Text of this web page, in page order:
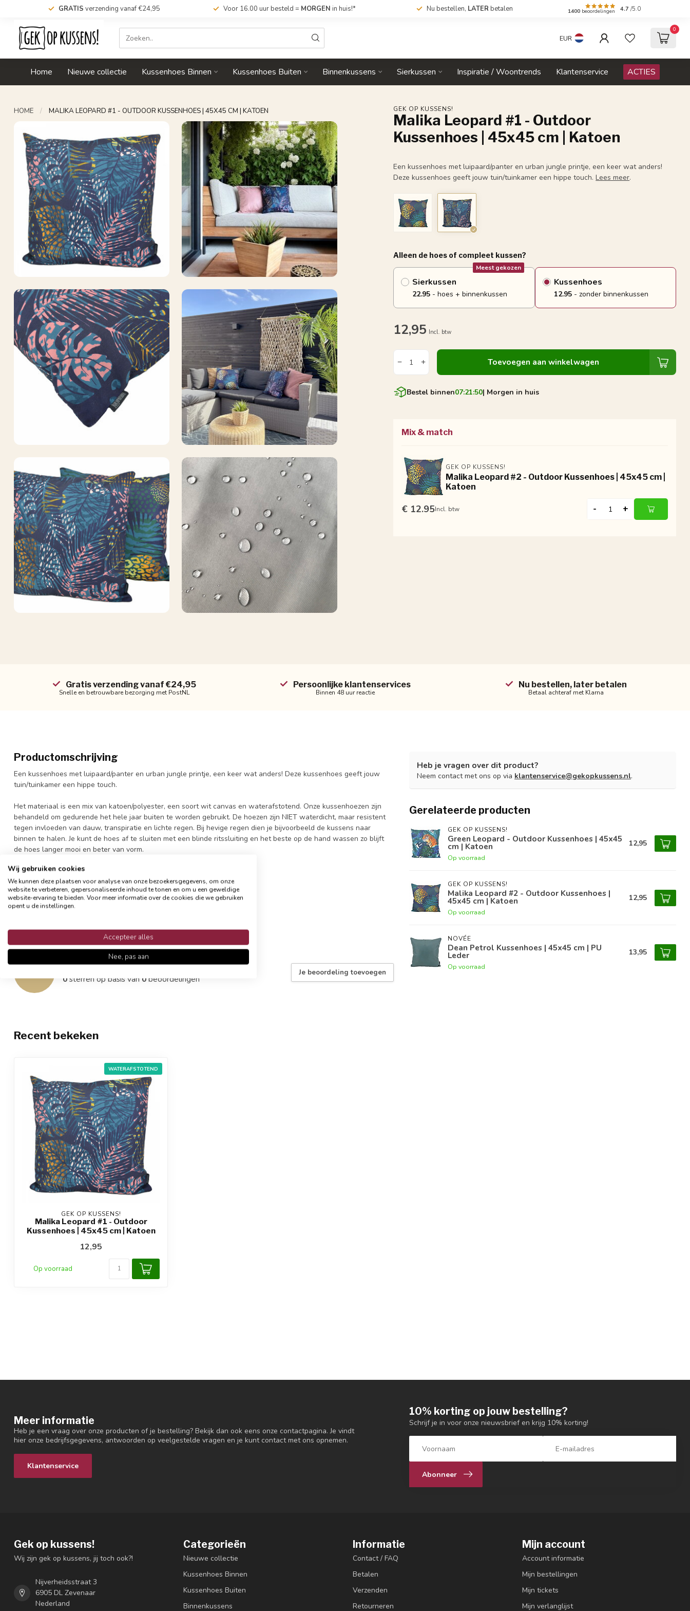
GRATIS verzending vanaf €24,95 Voor 16.00 uur besteld = MORGEN in huis!* Nu bestellen, LATER betalen 1400 beoordelingen 4.7 /5.0
EUR
0
Home Nieuwe collectie Kussenhoes Binnen Kussenhoes Buiten Binnenkussens Sierkussen Inspiratie / Woontrends Klantenservice ACTIES
HOME / MALIKA LEOPARD #1 - OUTDOOR KUSSENHOES | 45X45 CM | KATOEN GEK OP KUSSENS!
Malika Leopard #1 - Outdoor
Kussenhoes | 45x45 cm | Katoen
Een kussenhoes met luipaard/panter en urban jungle printje, een keer wat anders!
Deze kussenhoes geeft jouw tuin/tuinkamer een hippe touch.Lees meer.
Alleen de hoes of compleet kussen?
Sierkussen
Meest gekozen
22.95 - hoes + binnenkussen
Kussenhoes
12.95- zonder binnenkussen
12,95 Incl. btw
Toevoegen aan winkelwagen
Bestel binnen07:21:49| Morgen in huis
Mix & match
GEK OP KUSSENS!
Malika Leopard #2 - Outdoor Kussenhoes | 45x45 cm |
Katoen
€ 12.95Incl. btw - +
Gratis verzending vanaf €24,95
Snelle en betrouwbare bezorging met PostNL
Persoonlijke klantenservices
Binnen 48 uur reactie
Nu bestellen, later betalen
Betaal achteraf met Klarna
Productomschrijving
Een kussenhoes met luipaard/panter en urban jungle printje, een keer wat anders! Deze kussenhoes geeft jouw
tuin/tuinkamer een hippe touch.
Het materiaal is een mix van katoen/polyester, een soort wit canvas en waterafstotend. Onze kussenhoezen zijn
behandeld om gedurende het hele jaar buiten te worden gebruikt. De hoezen zijn NIET waterdicht, maar resistent
tegen invloeden van dauw, transpiratie en lichte regen. Bij hevige regen dien je bijvoorbeeld de kussens naar
binnen te halen. Je kunt de hoes af te sluiten met een blinde ritssluiting en het beste op de hand wassen zo blijft
de hoes langer mooi en beter van vorm.
- Formaat 45 x 45 cm
- Materiaal: katoen/ polyester
- Waterafstotend (niet waterdicht)
- Afsluitbaar met een rits
0sterren op basis van 0beoordelingen
Je beoordeling toevoegen
Heb je vragen over dit product?
Neem contact met ons op via klantenservice@gekopkussens.nl.
Gerelateerde producten
GEK OP KUSSENS!
Green Leopard - Outdoor Kussenhoes | 45x45
cm | Katoen
Op voorraad
12,95
GEK OP KUSSENS!
Malika Leopard #2 - Outdoor Kussenhoes |
45x45 cm | Katoen
Op voorraad
12,95
NOVÉE
Dean Petrol Kussenhoes | 45x45 cm | PU
Leder
Op voorraad
13,95
Recent bekeken
WATERAFSTOTEND
GEK OP KUSSENS!
Malika Leopard #1 - Outdoor
Kussenhoes | 45x45 cm | Katoen
12,95
Op voorraad
Meer informatie
Heb je een vraag over onze producten of je bestelling? Bekijk dan ook eens onze contactpagina. Je vindt
hier onze bedrijfsgegevens, antwoorden op veelgestelde vragen en je kunt contact met ons opnemen.
Klantenservice
10% korting op jouw bestelling?
Schrijf je in voor onze nieuwsbrief en krijg 10% korting!
Abonneer
Gek op kussens!
Wij zijn gek op kussens, jij toch ook?!
Nijverheidsstraat 3
6905 DL Zevenaar
Nederland
Categorieën
Nieuwe collectie
Kussenhoes Binnen
Kussenhoes Buiten
Binnenkussens
Informatie
Contact / FAQ
Betalen
Verzenden
Retourneren
Mijn account
Account informatie
Mijn bestellingen
Mijn tickets
Mijn verlanglijst
Wij gebruiken cookies
We kunnen deze plaatsen voor analyse van onze bezoekersgegevens, om onze
website te verbeteren, gepersonaliseerde inhoud te tonen en om u een geweldige
website-ervaring te bieden. Voor meer informatie over de cookies die we gebruiken
opent u de instellingen.
Accepteer alles
Nee, pas aan